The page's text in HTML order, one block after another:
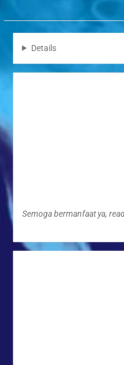
Details
Semoga bermanfaat ya,